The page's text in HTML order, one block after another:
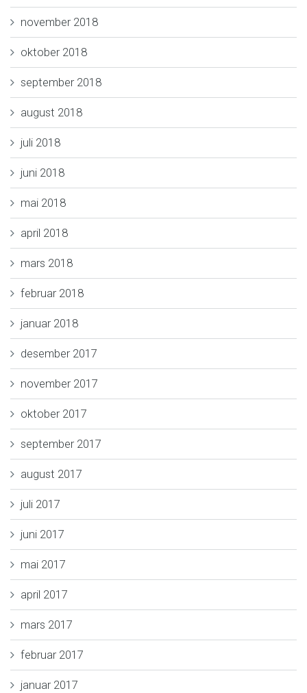
november 2018
oktober 2018
september 2018
august 2018
juli 2018
juni 2018
mai 2018
april 2018
mars 2018
februar 2018
januar 2018
desember 2017
november 2017
oktober 2017
september 2017
august 2017
juli 2017
juni 2017
mai 2017
april 2017
mars 2017
februar 2017
januar 2017